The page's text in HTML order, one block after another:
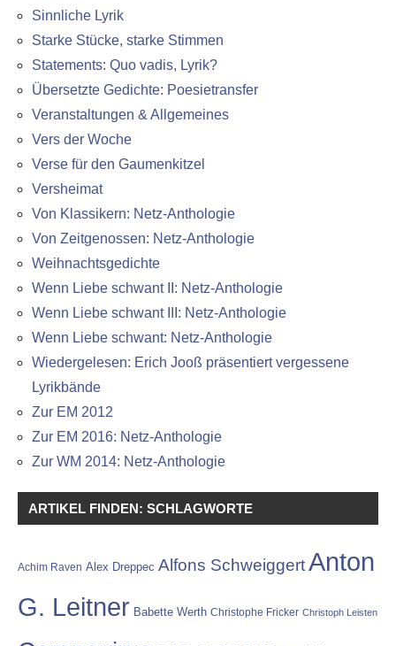
Sinnliche Lyrik
Starke Stücke, starke Stimmen
Statements: Quo vadis, Lyrik?
Übersetzte Gedichte: Poesietransfer
Veranstaltungen & Allgemeines
Vers der Woche
Verse für den Gaumenkitzel
Versheimat
Von Klassikern: Netz-Anthologie
Von Zeitgenossen: Netz-Anthologie
Weihnachtsgedichte
Wenn Liebe schwant II: Netz-Anthologie
Wenn Liebe schwant III: Netz-Anthologie
Wenn Liebe schwant: Netz-Anthologie
Wiedergelesen: Erich Jooß präsentiert vergessene
Lyrikbände
Zur EM 2012
Zur EM 2016: Netz-Anthologie
Zur WM 2014: Netz-Anthologie
ARTIKEL FINDEN: SCHLAGWORTE
Achim Raven Alex Dreppec Alfons SchweiggertAnton
G. Leitner Babette Werth Christophe Fricker Christoph Leisten